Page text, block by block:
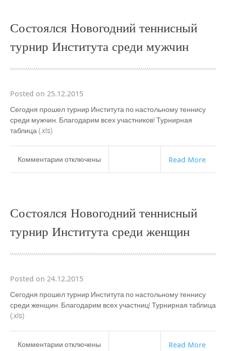
Состоялся Новогодний теннисный
турнир Института среди мужчин
Posted on 25.12.2015
Сегодня прошел турнир Института по настольному теннису
среди мужчин. Благодарим всех участников! Турнирная
таблица (.xls)
Комментарии к
турнир
среди
отключены Read More
Состоялся Новогодний теннисный
турнир Института среди женщин
Posted on 24.12.2015
Сегодня прошел турнир Института по настольному теннису
среди женщин. Благодарим всех участниц! Турнирная таблица
(.xls)
Комментарии котключены Read More